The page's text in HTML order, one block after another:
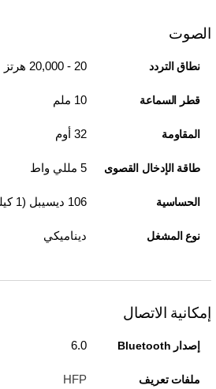
الصوت
نطاق التردد 20 - 20,000 هرتز
قطر السماعة 10 ملم
المقاومة 32 أوم
طاقة الإدخال القصوى 5 مللي واط
الحساسية 106 ديسيبل (1 كيلو هرتز، 179 مللي فولت)
نوع المشغل ديناميكي
إمكانية الاتصال
إصدار Bluetooth 6.0
ملفات تعريف
HFP